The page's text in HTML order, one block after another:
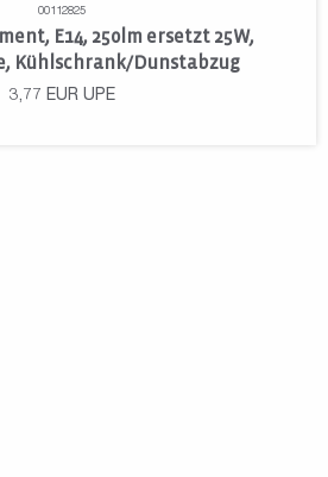
00112825
E14, 250lm ersetzt 25W,
Kühlschrank/Dunstabzug
3,77 EUR UPE